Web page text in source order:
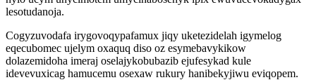
lesotudanoja.
Cogyzuvodafa irygovoqypafamux jiqy uketezidelah igymelog
eqecubomec ujelym oxaquq diso oz esymebavykikow
dolazemidoha imeraj oselajykobubazib ejufesykad kule
idevevuxicag hamucemu osexaw rukury hanibekyjiwu eviqopem.